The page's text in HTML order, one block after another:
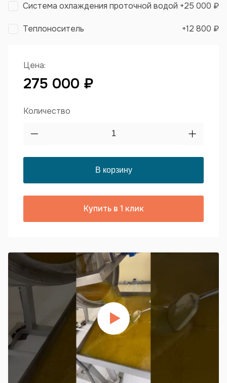
Система охлаждения проточной водой +25 000 ₽
Теплоноситель +12 800 ₽
Цена:
275 000 ₽
Количество
Купить в 1 клик